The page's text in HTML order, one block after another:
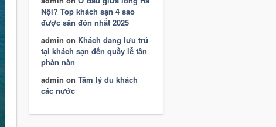
Nội? Top khách sạn 4 sao
được săn đón nhất 2025
admin on Khách đang lưu trú
tại khách sạn đến quầy lễ tân
phàn nàn
admin on Tâm lý du khách
các nước